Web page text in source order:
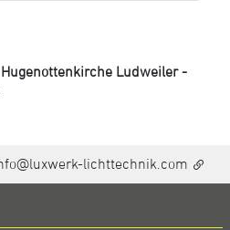
Ludweiler -
lichttechnik.com